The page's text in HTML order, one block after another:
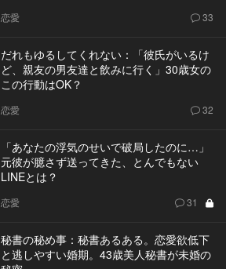
恋愛 33
だれもゆるしてくれない：「彼氏がいるけ
ど、親友の男友達と飲みに行く」30歳女の
この行動はOK？
恋愛 32
「あなたの浮気のせいで破局したのに…」
元彼が臆さず送ってきた、とんでもない
LINEとは？
恋愛 31
秘書の秘め事：秘書あるある。恋愛欲低下
と逃しやすい婚期。43歳美人秘書が未婚の